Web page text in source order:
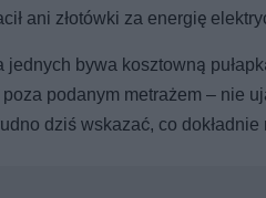
ani złotówki za energię
bywa kosztowną
podanym metrażem – nie
dziś wskazać, co dokładnie